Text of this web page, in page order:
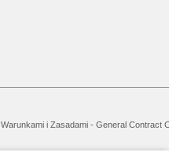
Warunkami i Zasadami- General Contract